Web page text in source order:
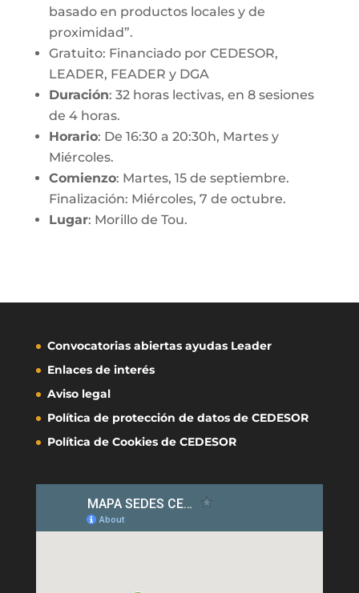
basado en productos locales y de
proximidad”.
Gratuito: Financiado por CEDESOR,
LEADER, FEADER y DGA
Duración: 32 horas lectivas, en 8 sesiones
de 4 horas.
Horario: De 16:30 a 20:30h, Martes y
Miércoles.
Comienzo: Martes, 15 de septiembre.
Finalización: Miércoles, 7 de octubre.
Lugar: Morillo de Tou.
Convocatorias abiertas ayudas Leader
Enlaces de interés
Aviso legal
Política de protección de datos de CEDESOR
Política de Cookies de CEDESOR